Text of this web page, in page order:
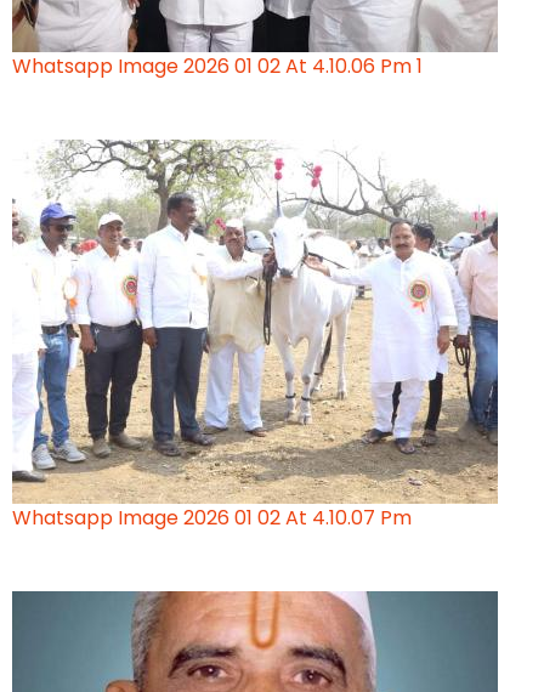
Whatsapp Image 2026 01 02 At 4.10.06 Pm 1
Whatsapp Image 2026 01 02 At 4.10.07 Pm